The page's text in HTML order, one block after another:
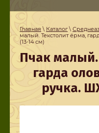
Главная \ Каталог\
малый. Текстолит ёрма,
(13-14 см)
Пчак малый.
гарда
ручка.